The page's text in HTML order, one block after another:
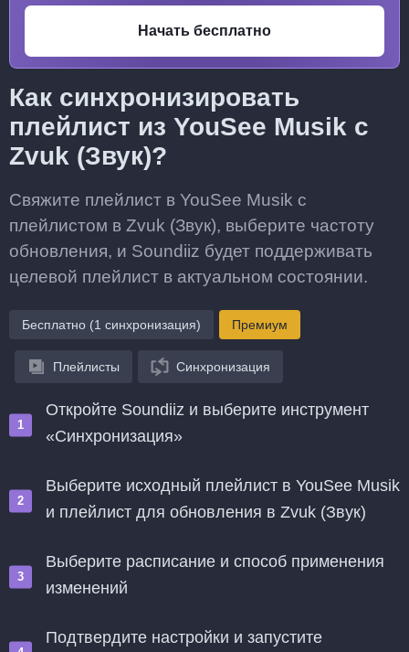
Начать бесплатно
Как синхронизировать
плейлист из YouSee Musik с
Zvuk (Звук)?
Свяжите плейлист в YouSee Musik с
плейлистом в Zvuk (Звук), выберите частоту
обновления, и Soundiiz будет поддерживать
целевой плейлист в актуальном состоянии.
Бесплатно (1 синхронизация) Премиум
Плейлисты Синхронизация
Откройте Soundiiz и выберите инструмент
«Синхронизация»
Выберите исходный плейлист в YouSee Musik
и плейлист для обновления в Zvuk (Звук)
Выберите расписание и способ применения
изменений
Подтвердите настройки и запустите